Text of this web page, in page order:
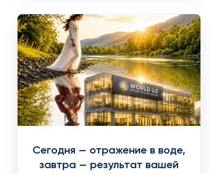
Сегодня — отражение в воде,
завтра — результат вашей